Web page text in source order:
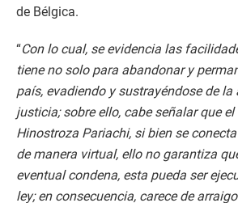
de Bélgica.
“Con lo cual, se evidencia las
tiene no solo para abandonar y
país, evadiendo y sustrayéndose de la
justicia; sobre ello, cabe señalar que
Hinostroza Pariachi, si bien se
de manera virtual, ello no garantiza
eventual condena, esta pueda ser
ley; en consecuencia, carece de